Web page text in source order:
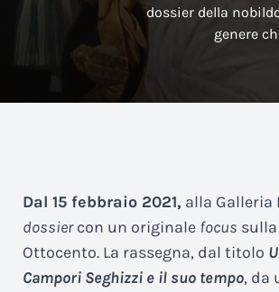
dossier della
genere
Dal 15 febbraio 2021, alla Galleria
dossiercon un originale focus
Ottocento. La rassegna, dal titolo
Campori Seghizzi e il suo tempo, da